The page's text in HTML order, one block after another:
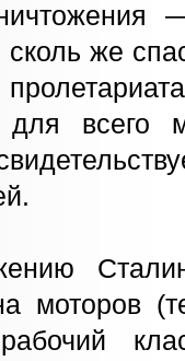
же
всего
моторов